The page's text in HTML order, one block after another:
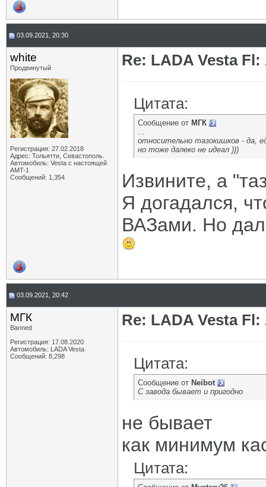
03.09.2021, 20:30
white
Продвинутый
Регистрация: 27.02.2018
Адрес: Тольятти, Севастополь.
Автомобиль: Vesta с настоящей
AMT-1
Сообщений: 1,354
Re: LADA Vesta
Цитата:
Сообщение от МГК
...
относительно тазокишков - да,
но тоже далеко не идеал )))
Извините, а
Я догадался,
ВАЗами. Но
03.09.2021, 20:42
МГК
Banned
Регистрация: 17.08.2020
Автомобиль: LADA Vesta
Сообщений: 8,298
Re: LADA Vesta
Цитата:
Сообщение от Neibot
С завода бывает и пригодно
не бывает
как минимум
Цитата: